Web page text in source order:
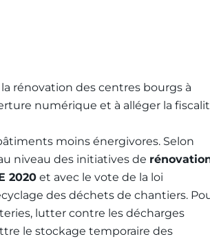
rénovation des centres bourgs à
numérique et à alléger la
moins énergivores. Selon
niveau des initiatives de
2020 et avec le vote de la loi
des déchets de chantiers.
lutter contre les décharges
le stockage temporaire des